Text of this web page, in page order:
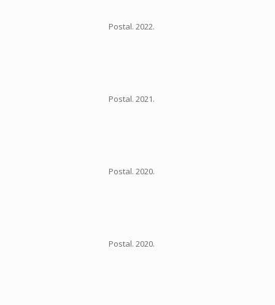
Postal. 2022.
Postal. 2021.
Postal. 2020.
Postal. 2020.